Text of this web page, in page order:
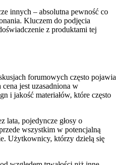
innych – absolutna pewność co
Kluczem do podjęcia
z produktami tej
forumowych często pojawia
jest uzasadniona w
i jakość materiałów, które często
lata, pojedyncze głosy o
wszystkim w potencjalną
Użytkownicy, którzy dzielą się